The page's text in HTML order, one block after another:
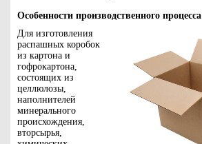
Особенности производственного процесса
Для изготовления
распашных коробок
из картона и
гофрокартона,
состоящих из
целлюлозы,
наполнителей
минерального
происхождения,
вторсырья,